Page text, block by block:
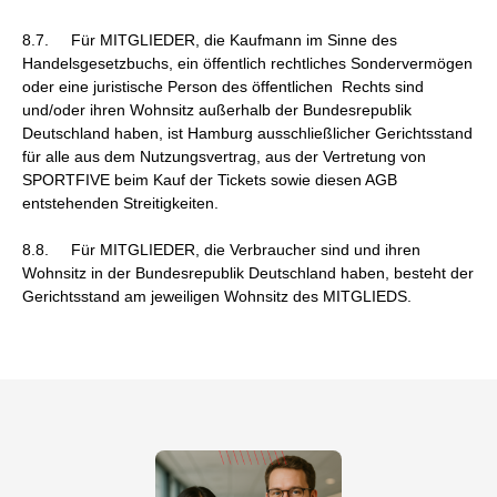
8.7. Für MITGLIEDER, die Kaufmann im Sinne des
Handelsgesetzbuchs, ein öffentlich rechtliches Sondervermögen
oder eine juristische Person des öffentlichen Rechts sind
und/oder ihren Wohnsitz außerhalb der Bundesrepublik
Deutschland haben, ist Hamburg ausschließlicher Gerichtsstand
für alle aus dem Nutzungsvertrag, aus der Vertretung von
SPORTFIVE beim Kauf der Tickets sowie diesen AGB
entstehenden Streitigkeiten.
8.8. Für MITGLIEDER, die Verbraucher sind und ihren
Wohnsitz in der Bundesrepublik Deutschland haben, besteht der
Gerichtsstand am jeweiligen Wohnsitz des MITGLIEDS.